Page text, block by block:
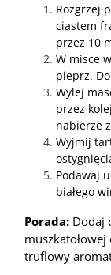
Rozgrzej
ciastem
przez 10
W misce
pieprz.
Wylej
przez
nabierze
Wyjmij
Podawaj
białego
Porada: Dodaj
truflowy